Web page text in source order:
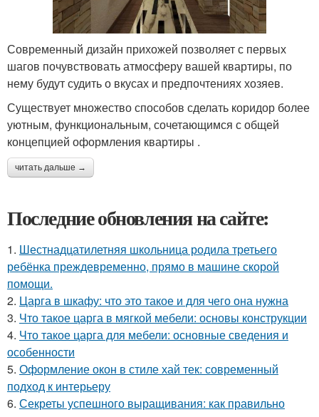
Современный дизайн прихожей позволяет с первых
шагов почувствовать атмосферу вашей квартиры, по
нему будут судить о вкусах и предпочтениях хозяев.
Существует множество способов сделать коридор более
уютным, функциональным, сочетающимся с общей
концепцией оформления квартиры .
читать дальше →
Последние обновления на сайте:
1. Шестнадцатилетняя школьница родила третьего
ребёнка преждевременно, прямо в машине скорой
помощи.
2. Царга в шкафу: что это такое и для чего она нужна
3. Что такое царга в мягкой мебели: основы конструкции
4. Что такое царга для мебели: основные сведения и
особенности
5. Оформление окон в стиле хай тек: современный
подход к интерьеру
6. Секреты успешного выращивания: как правильно